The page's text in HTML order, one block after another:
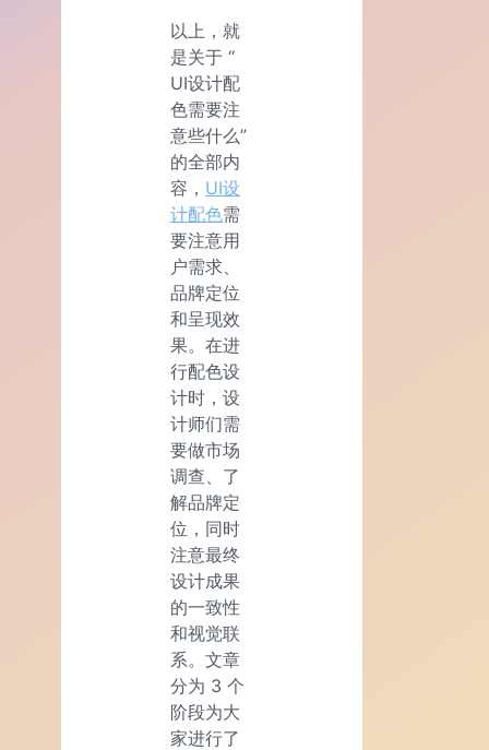
以上，就
是关于 “
UI设计配
色需要注
意些什么”
的全部内
容， UI设
计配色需
要注意用
户需求、
品牌定位
和呈现效
果。在进
行配色设
计时，设
计师们需
要做市场
调查、了
解品牌定
位，同时
注意最终
设计成果
的一致性
和视觉联
系。文章
分为 3 个
阶段为大
家进行了